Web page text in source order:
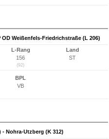
Weißenfels-Friedrichstraße (L 206)
L-Rang
156
(92)
Land
ST
BPL
VB
Nohra-Utzberg (K 312)